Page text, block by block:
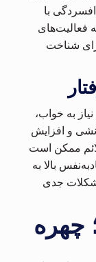
افسردگی با
فعالیت‌های
شناخت
به خواب،
و افزایش
ممکن است
بالا به
جدی
چهره